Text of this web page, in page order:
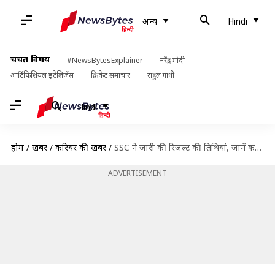
अन्य Hindi
चर्चित विषय #NewsBytesExplainer
नरेंद्र मोदी
आर्टिफिशियल इंटेलिजेंस
क्रिकेट समाचार राहुल गांधी
Hindi
होम / खबरें / करियर की खबरें / SSC ने जारी की रिजल्ट की तिथियां, जानें कब आएगा किस परीक्षा का रिजल्ट
ADVERTISEMENT